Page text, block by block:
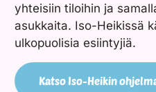
yhteisiin tiloihin ja
asukkaita. Iso-Heikissä
ulkopuolisia esiintyjiä.
Katso Iso-Heikin